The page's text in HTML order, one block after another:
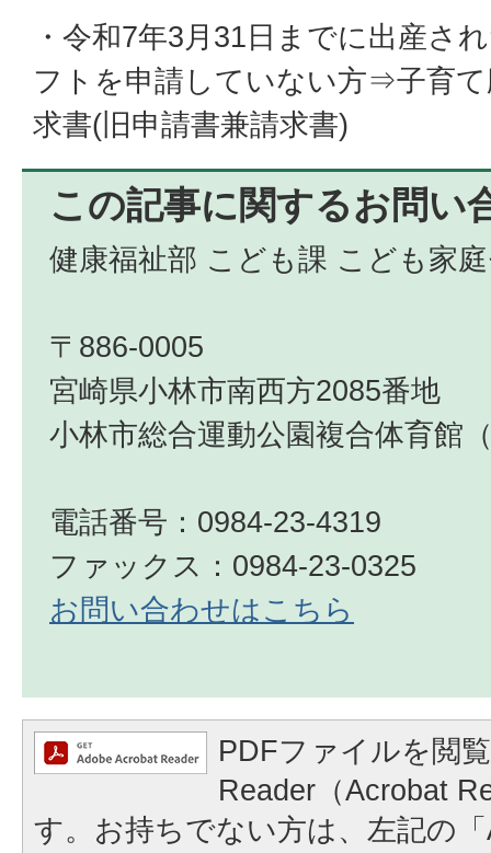
・令和7年3月31日までに出産さ
フトを申請していない方⇒子育
求書(旧申請書兼請求書)
この記事に関するお問い
健康福祉部 こども課 こども家
〒886-0005
宮崎県小林市南西方2085番地
小林市総合運動公園複合体育館
電話番号：0984-23-4319
ファックス：0984-23-0325
お問い合わせはこちら
PDFファイルを閲
Reader（Acrobat
す。お持ちでない方は、左記の